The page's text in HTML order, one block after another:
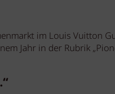
im Louis Vuitton
Jahr in der Rubrik